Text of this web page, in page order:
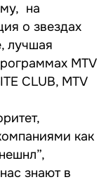
на
о звездах
лучшая
MTV
CLUB, MTV
как
знают в